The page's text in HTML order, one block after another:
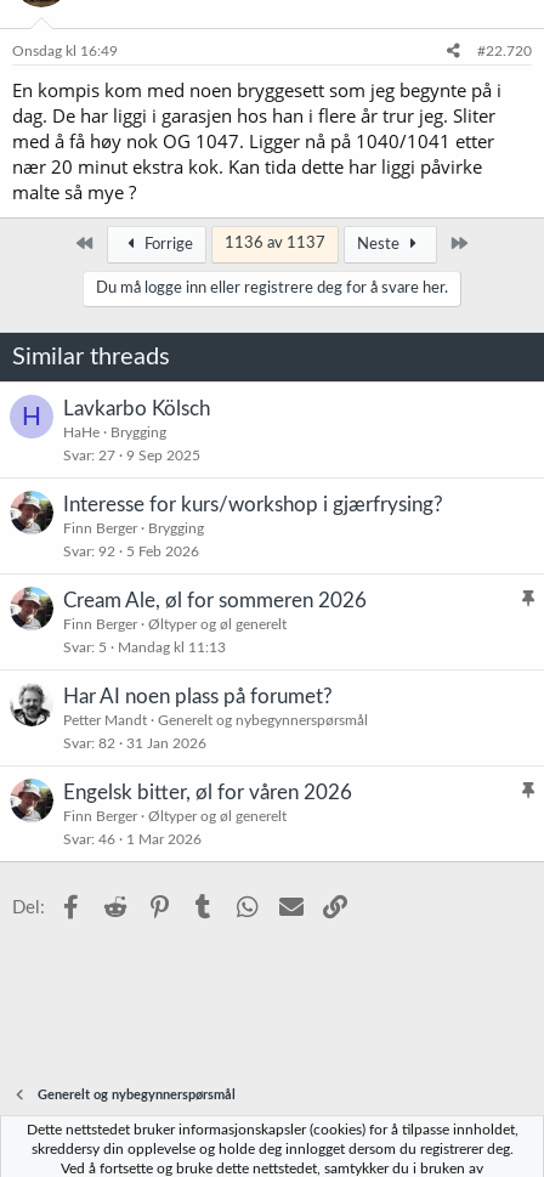
o
e
:
Onsdag kl 16:49 #22.720
En kompis kom med noen bryggesett som jeg begynte på i
dag. De har liggi i garasjen hos han i flere år trur jeg. Sliter
med å få høy nok OG 1047. Ligger nå på 1040/1041 etter
nær 20 minut ekstra kok. Kan tida dette har liggi påvirke
malte så mye ?
Først Forrige 1136 av 1137 Neste
Du må logge inn eller registrere deg for å svare her.
Similar threads
H Lavkarbo Kölsch
HaHe
Brygging
Svar 27 9 Sep 2025
Interesse for kurs/workshop i gjærfrysing?
Finn Berger
Brygging
Svar 92 5 Feb 2026
K
Cream Ale, øl for sommeren 2026
Finn Berger
Øltyper og øl generelt
Svar 5 Mandag kl 11:13
Har AI noen plass på forumet?
Petter Mandt
Generelt og nybegynnerspørsmål
Svar 82 31 Jan 2026
K
s
Engelsk bitter, øl for våren 2026
Finn Berger
Øltyper og øl generelt
Svar 46 1 Mar 2026
Del: Facebook
Reddit PinterestTumblr WhatsApp
E-post
Generelt og nybegynnerspørsmål
Norbrygg-default
Dette nettstedet bruker informasjonskapsler (cookies) for å tilpasse innholdet,
skreddersy din opplevelse og holde deg innlogget dersom du registrerer deg.
Ved å fortsette og bruke dette nettstedet, samtykker du i bruken av